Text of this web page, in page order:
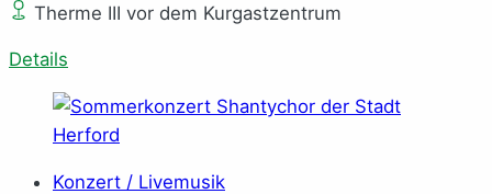
Therme III vor dem Kurgastzentrum
Details
Konzert / Livemusik